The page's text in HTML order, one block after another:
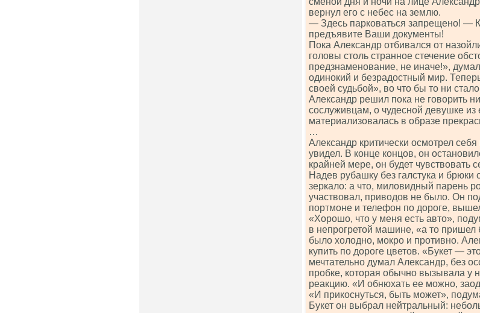
вернул его с небес на землю.
— Здесь парковаться запрещено! —
предъявите Ваши документы!
Пока Александр отбивался от
головы столь странное стечение
предзнаменование, не иначе!»,
одинокий и безрадостный мир.
своей судьбой», во что бы то ни
Александр решил пока не говорить
сослуживцам, о чудесной девушке из
материализовалась в образе
…
Александр критически осмотрел
увидел. В конце концов, он
крайней мере, он будет чувствовать
Надев рубашку без галстука и
зеркало: а что, миловидный парень
участвовал, приводов не было. Он
портмоне и телефон по дороге,
«Хорошо, что у меня есть авто»,
в непрогретой машине, «а то пришел
было холодно, мокро и противно.
купить по дороге цветов. «Букет —
мечтательно думал Александр, без
пробке, которая обычно вызывала у
реакцию. «И обнюхать ее можно,
«И прикоснуться, быть может»,
Букет он выбрал нейтральный: